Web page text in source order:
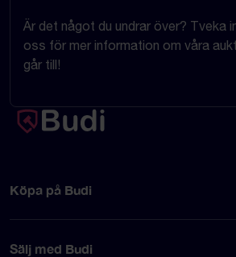
Är det något du undrar över? Tveka
oss för mer information om våra
går till!
Köpa på Budi
Sälj med Budi